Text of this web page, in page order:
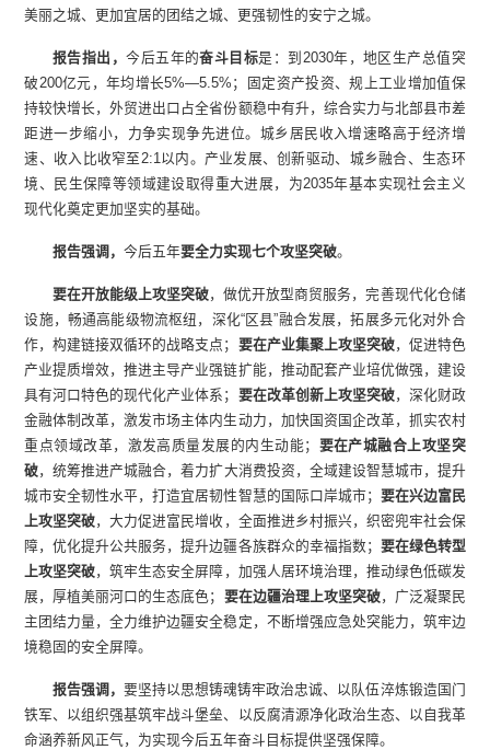
美丽之城、更加宜居的团结之城、更强韧性的安宁之城。
报告指出，今后五年的奋斗目标是：到2030年，地区生产总值突
破200亿元，年均增长5%—5.5%；固定资产投资、规上工业增加值保
持较快增长，外贸进出口占全省份额稳中有升，综合实力与北部县市差
距进一步缩小，力争实现争先进位。城乡居民收入增速略高于经济增
速、收入比收窄至2:1以内。产业发展、创新驱动、城乡融合、生态环
境、民生保障等领域建设取得重大进展，为2035年基本实现社会主义
现代化奠定更加坚实的基础。
报告强调， 今后五年要全力实现七个攻坚突破。
要在开放能级上攻坚突破，做优开放型商贸服务，完善现代化仓储
设施，畅通高能级物流枢纽，深化“区县”融合发展，拓展多元化对外合
作，构建链接双循环的战略支点； 要在产业集聚上攻坚突破，促进特色
产业提质增效，推进主导产业强链扩能，推动配套产业培优做强，建设
具有河口特色的现代化产业体系； 要在改革创新上攻坚突破，深化财政
金融体制改革，激发市场主体内生动力，加快国资国企改革，抓实农村
重点领域改革，激发高质量发展的内生动能； 要在产城融合上攻坚突
破，统筹推进产城融合，着力扩大消费投资，全域建设智慧城市，提升
城市安全韧性水平，打造宜居韧性智慧的国际口岸城市； 要在兴边富民
上攻坚突破，大力促进富民增收，全面推进乡村振兴，织密兜牢社会保
障，优化提升公共服务，提升边疆各族群众的幸福指数； 要在绿色转型
上攻坚突破，筑牢生态安全屏障，加强人居环境治理，推动绿色低碳发
展，厚植美丽河口的生态底色； 要在边疆治理上攻坚突破，广泛凝聚民
主团结力量，全力维护边疆安全稳定，不断增强应急处突能力，筑牢边
境稳固的安全屏障。
报告强调，要坚持以思想铸魂铸牢政治忠诚、以队伍淬炼锻造国门
铁军、以组织强基筑牢战斗堡垒、以反腐清源净化政治生态、以自我革
命涵养新风正气，为实现今后五年奋斗目标提供坚强保障。